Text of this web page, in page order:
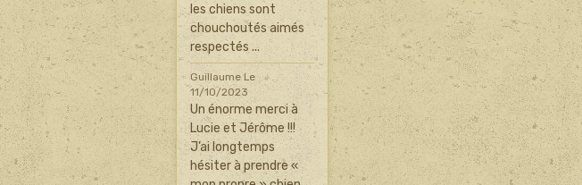
les chiens sont
chouchoutés aimés
respectés ...
Guillaume Le
11/10/2023
Un énorme merci à
Lucie et Jérôme !!!
J’ai longtemps
hésiter à prendre «